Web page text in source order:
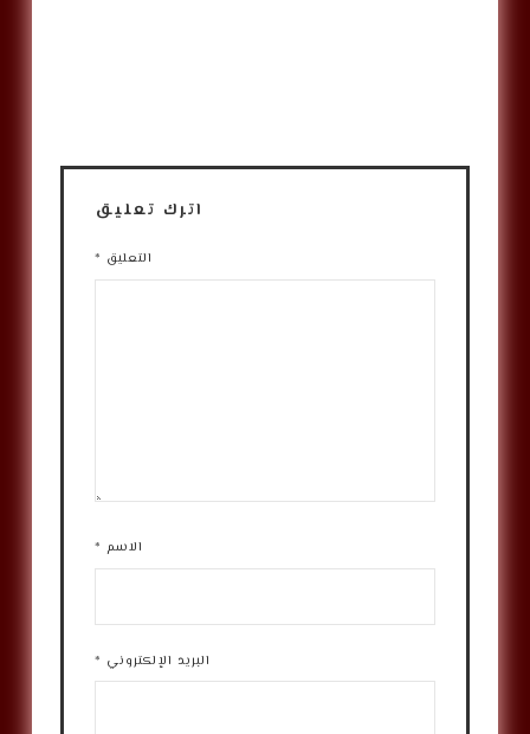
اترك تعليق
التعليق *
الاسم *
البريد الإلكتروني *